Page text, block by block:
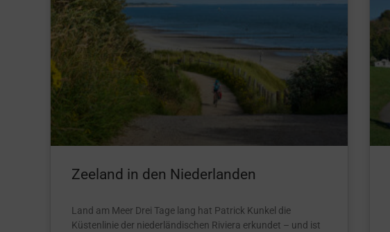
Zeeland in den Niederlanden
Land am Meer Drei Tage lang hat Patrick Kunkel die
Küstenlinie der niederländischen Riviera erkundet – und ist